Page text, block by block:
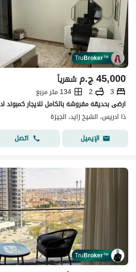
TruBroker™
ج.م45,000 شهرياً
3
2
134 متر مربع
ارضى بحديقه مفروشه بالكامل للايجار كمبوند
ذا ادريس، الشيخ زايد، الجيزة
الإيميل
اتصل
TruBroker™